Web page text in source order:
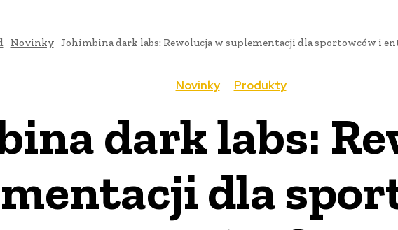
Novinky Johimbina dark labs: Rewolucja w suplementacji dla sportowców i
Novinky Produkty
dark labs:
dla